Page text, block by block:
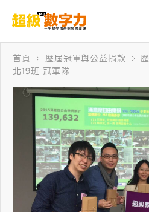
首頁 歷屆冠軍與公益捐款
北19班 冠軍隊